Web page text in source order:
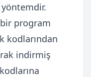
program
kodlarından
indirmiş